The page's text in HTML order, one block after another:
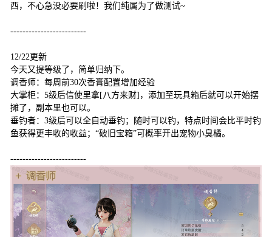
西，不心急没必要刷啦！我们纯属为了做测试~
-------------------------
12/22更新
今天又提等级了，简单归纳下。
调香师：每周前30次香膏配置增加经验
大掌柜：5级后信使里拿[八方来财]，添加至玩具箱后就可以开始摆
摊了，副本里也可以。
垂钓者：3级后可以全自动垂钓；随时可以钓，特点时间会比平时钓
鱼获得更丰收的收益；“破旧宝箱”可概率开出宠物小臭橘。
-------------------------